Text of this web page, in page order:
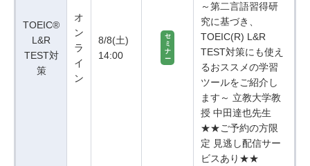
TOEIC®
L&R
TEST対
策
オ
ン
ラ
イ
ン
8/8(土)
14:00
セ
ミ
ナ
ー
～第二言語習得研
究に基づき、
TOEIC(R) L&R
TEST対策にも使え
るおススメの学習
ツールをご紹介し
ます～ 立教大学教
授 中田達也先生
★★ご予約の方限
定 見逃し配信サー
ビスあり★★